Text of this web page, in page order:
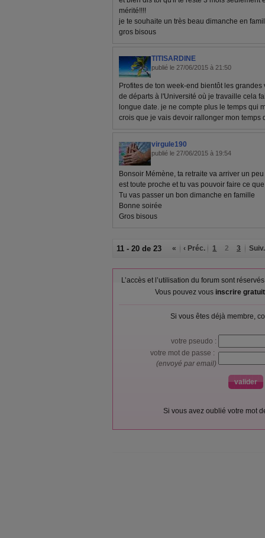
mérité!!!!
je te souhaite un très beau dimanche en
gros bisous
TITISARDINE
publié le 27/06/2015 à 21:50
Profites de ton week-end bientôt les
de départs à l'Université où je travaille cela
longue date. je ne compte plus le temps qui
crois que je vais devoir rallonger mon temps
virgule190
publié le 27/06/2015 à 19:54
Bonsoir Mémène, ta retraite va arriver un
est toute proche et tu vas pouvoir faire ce
Tu vas passer un bon dimanche en famille
Bonne soirée
Gros bisous
11 - 20 de 23 « ‹ Préc. 1 2 3 Suiv.
L’accès et l’utilisation du forum sont
Vous pouvez vous inscrire
Si vous êtes déjà membre,
votre pseudo :
votre mot de passe :
(envoyé par email)
Si vous avez oublié votre mot